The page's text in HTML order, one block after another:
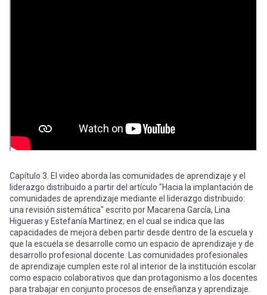
entrar
a
mi
cuenta
Capítulo 3. El video aborda las comunidades de aprendizaje y el
liderazgo distribuido a partir del artículo "Hacia la implantación de
comunidades de aprendizaje mediante el liderazgo distribuido:
una revisión sistemática" escrito por Macarena García, Lina
Higueras y Estefanía Martinez; en el cual se indica que las
capacidades de mejora deben partir desde dentro de la escuela y
que la escuela se desarrolle como un espacio de aprendizaje y de
desarrollo profesional docente. Las comunidades profesionales
de aprendizaje cumplen este rol al interior de la institución escolar
como espacio colaborativos que dan protagonismo a los docentes
para trabajar en conjunto procesos de enseñanza y aprendizaje.